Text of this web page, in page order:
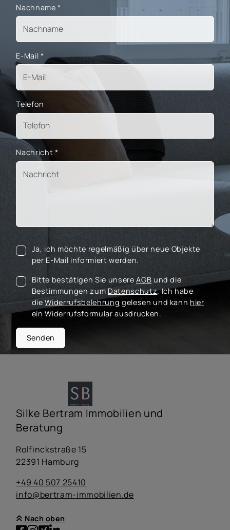
Nachname*
E-Mail *
Telefon
Nachricht *
Ja, ich möchte regelmäßig über neue Objekte
per E-Mail informiert werden.
Bitte bestätigen Sie unsereAGB und die
Bestimmungen zumDatenschutz. Ich habe
dieWiderrufsbelehrung gelesen und kann hier
ein Widerrufsformular ausdrucken.
Senden
Silke Bertram Immobilien und
Beratung
Rolfinckstraße 15
22391 Hamburg
+49 40 507 25410
info@bertram-immobilien.de
Nach oben